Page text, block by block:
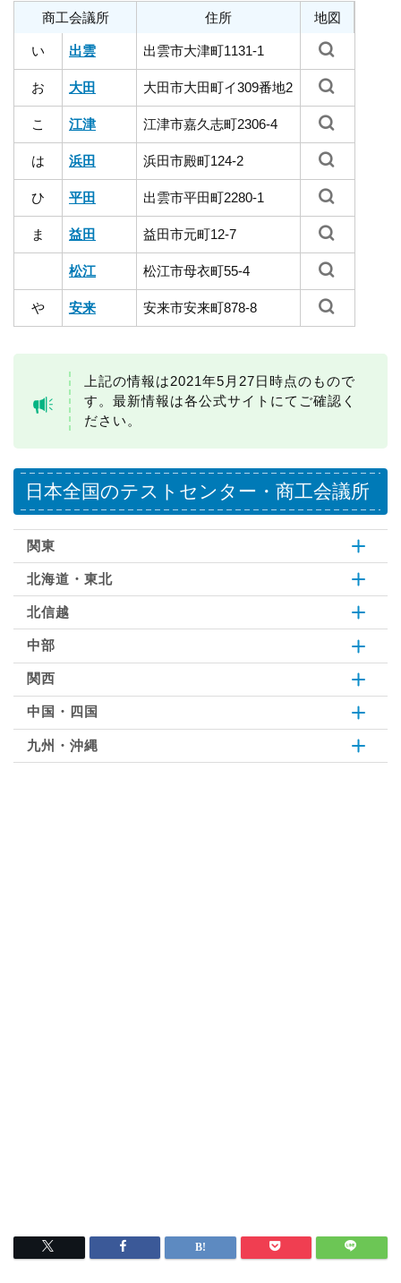
商工会議所 住所 地図
い 出雲 出雲市大津町1131-1
お 大田 大田市大田町イ309番地2
こ 江津 江津市嘉久志町2306-4
は 浜田 浜田市殿町124-2
ひ 平田 出雲市平田町2280-1
ま 益田 益田市元町12-7
松江 松江市母衣町55-4
や 安来 安来市安来町878-8
上記の情報は2021年5月27日時点のもので
す。最新情報は各公式サイトにてご確認く
ださい。
日本全国のテストセンター・商工会議所
関東
北海道・東北
北信越
中部
関西
中国・四国
九州・沖縄